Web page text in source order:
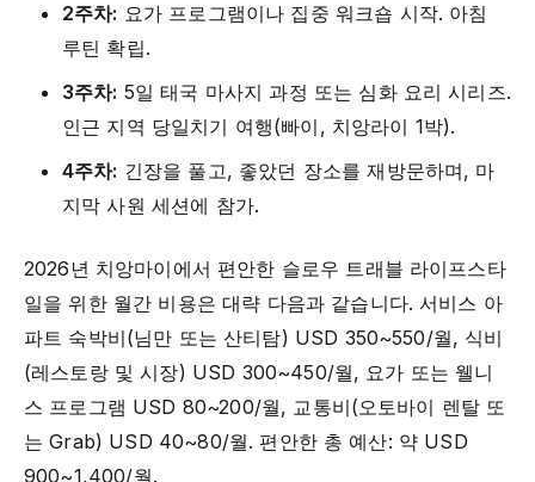
2주차: 요가 프로그램이나 집중 워크숍 시작. 아침
루틴 확립.
3주차: 5일 태국 마사지 과정 또는 심화 요리 시리즈.
인근 지역 당일치기 여행(빠이, 치앙라이 1박).
4주차: 긴장을 풀고, 좋았던 장소를 재방문하며, 마
지막 사원 세션에 참가.
2026년 치앙마이에서 편안한 슬로우 트래블 라이프스타
일을 위한 월간 비용은 대략 다음과 같습니다. 서비스 아
파트 숙박비(님만 또는 산티탐) USD 350~550/월, 식비
(레스토랑 및 시장) USD 300~450/월, 요가 또는 웰니
스 프로그램 USD 80~200/월, 교통비(오토바이 렌탈 또
는 Grab) USD 40~80/월. 편안한 총 예산: 약 USD
900~1,400/월.